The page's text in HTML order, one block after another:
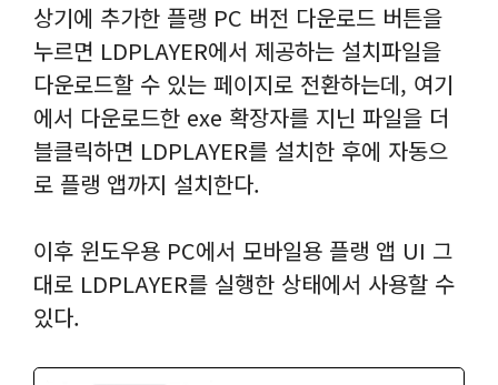
상기에 추가한 플랭 PC 버전 다운로드 버튼을
누르면 LDPLAYER에서 제공하는 설치파일을
다운로드할 수 있는 페이지로 전환하는데, 여기
에서 다운로드한 exe 확장자를 지닌 파일을 더
블클릭하면 LDPLAYER를 설치한 후에 자동으
로 플랭 앱까지 설치한다.
이후 윈도우용 PC에서 모바일용 플랭 앱 UI 그
대로 LDPLAYER를 실행한 상태에서 사용할 수
있다.